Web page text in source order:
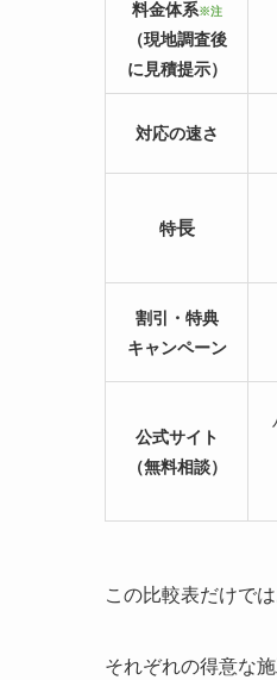
料金体系※注
（現地調査後
に見積提示）
対応の速さ
特長
割引・特典
キャンペーン
公式サイト
（無料相談）
この比較表だけで
それぞれの得意な